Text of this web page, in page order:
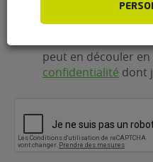
collecte et utilise
renseignées dans
peut en découler en
confidentialité dont